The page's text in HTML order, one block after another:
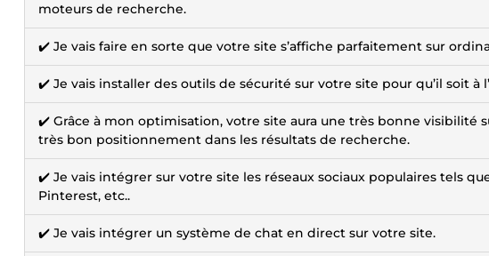
moteurs de recherche.
✔️ Je vais faire en sorte que votre site s’affiche parfaitement sur
✔️ Je vais installer des outils de sécurité sur votre site pour qu’il soit
✔️ Grâce à mon optimisation, votre site aura une très bonne visibilité
très bon positionnement dans les résultats de recherche.
✔️ Je vais intégrer sur votre site les réseaux sociaux populaires tels
Pinterest, etc..
✔️ Je vais intégrer un système de chat en direct sur votre site.